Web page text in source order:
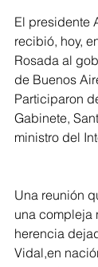
El presidente
recibió, hoy,
Rosada al
de Buenos
Participaron
Gabinete,
ministro del
Una reunión
una compleja
herencia
Vidal,en